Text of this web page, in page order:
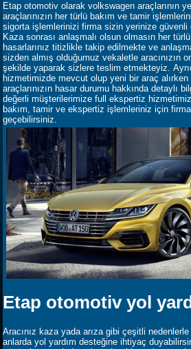
Etap otomotiv olarak volkswagen araçlarının
araçlarınızın her türlü bakım ve tamir
sigorta işlemlerinizi firma sizin yerinize
Kaza sonrası anlaşmalı olsun olmasın her
hasarlarınız titizlikle takip edilmekte ve
sizden almış olduğumuz vekaletle aracınızın
şekilde yaparak sizlere teslim etmekteyiz.
hizmetimizde mevcut olup yeni bir araç alırken
araçlarınızın hasar durumu hakkında detaylı
değerli müşterilerimize full ekspertiz
bakım, tamir ve ekspertiz işlemleriniz için
geçebilirsiniz.
Etap otomotiv yol
Aracınız kaza yada arıza gibi çeşitli
anlarda yol yardım desteğine ihtiyaç